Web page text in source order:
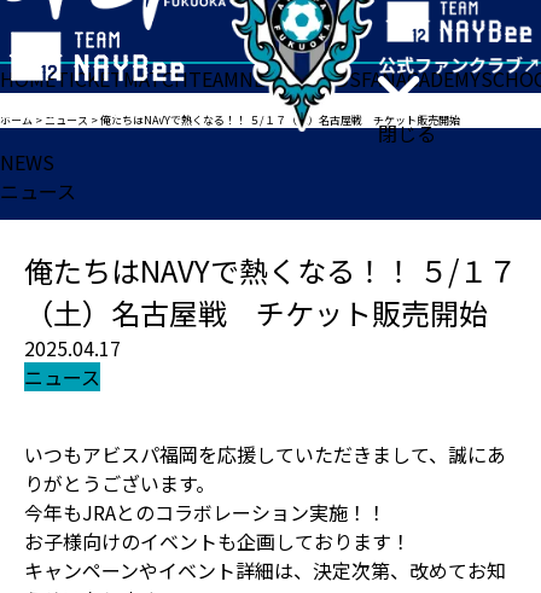
閉じる
HOMETICKETMATCHTEAMNEWSGOODSFANACADEMY
ホーム >ニュース >俺たちはNAVYで熱くなる！！ ５/１７（土）名古屋戦 チケット販売開始
NEWS
ニュース
俺たちはNAVYで熱くなる！！ ５/１７
（土）名古屋戦 チケット販売開始
2025.04.17
ニュース
いつもアビスパ福岡を応援していただきまして、誠にあ
りがとうございます。
今年もJRAとのコラボレーション実施！！
お子様向けのイベントも企画しております！
キャンペーンやイベント詳細は、決定次第、改めてお知